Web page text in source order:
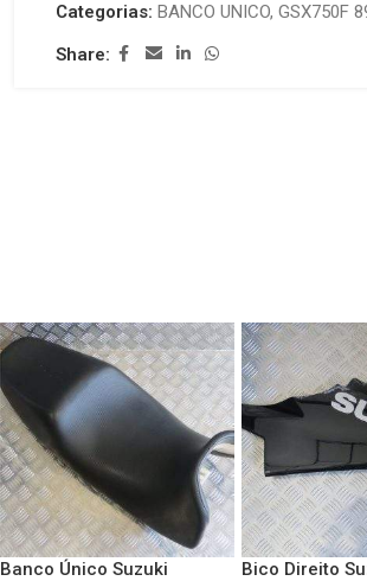
Categorias: BANCO UNICO, GSX750F
Share:
Banco Único Suzuki
Bico Direito